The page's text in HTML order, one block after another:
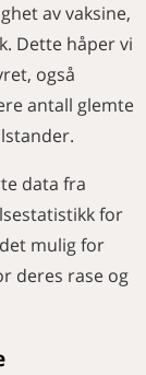
av vaksine,
Dette håper vi
også
antall glemte
data fra
for
mulig for
deres rase og